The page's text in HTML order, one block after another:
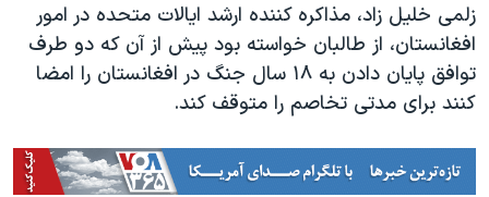
زلمی خلیل زاد، مذاکره کننده ارشد ایالات متحده در امور
افغانستان، از طالبان خواسته بود پیش از آن که دو طرف
توافق پایان دادن به ۱۸ سال جنگ در افغانستان را امضا
کنند برای مدتی تخاصم را متوقف کند.